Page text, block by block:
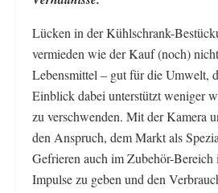
Lücken in der Kühlschrank-
vermieden wie der Kauf (noch)
Lebensmittel – gut für die Umwelt,
Einblick dabei unterstützt weniger
zu verschwenden. Mit der Kamera
den Anspruch, dem Markt als
Gefrieren auch im Zubehör-Bereich
Impulse zu geben und den